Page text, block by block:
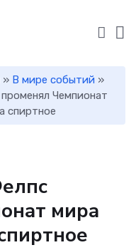
» В мире событий »
Чемпионат
спиртное
мира